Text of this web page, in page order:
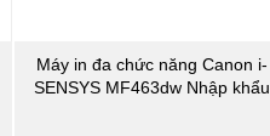
Máy in đa chức năng Canon i-
SENSYS MF463dw Nhập khẩu